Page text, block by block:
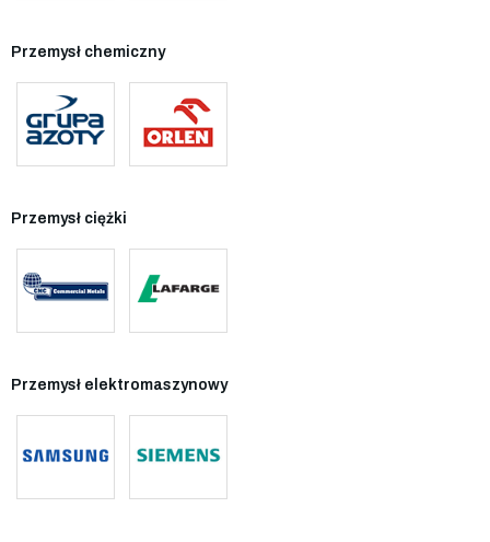
Przemysł chemiczny
Przemysł ciężki
Przemysł elektromaszynowy